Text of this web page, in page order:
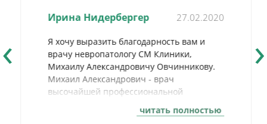
Ирина Нидербергер 27.02.2020
Я хочу выразить благодарность вам и
врачу невропатологу СМ Клиники,
Михаилу Александровичу Овчинникову.
Михаил Александрович - врач
высочайшей профессиональной
мой отец (возраст 88 лет) тяжело заболел
читать полностью
‹ ›